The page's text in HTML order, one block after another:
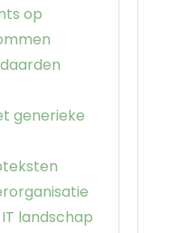
op
generieke
landschap